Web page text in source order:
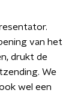
van het
drukt de
We
wel een